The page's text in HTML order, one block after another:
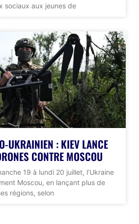
sociaux aux jeunes de
UKRAINIEN : KIEV LANCE
CONTRE MOSCOU
19 à lundi 20 juillet, l’Ukraine
Moscou, en lançant plus de
régions, selon